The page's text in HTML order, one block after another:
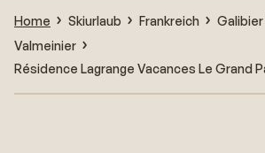
Home Skiurlaub Frankreich
Valmeinier
Résidence Lagrange Vacances Le Grand